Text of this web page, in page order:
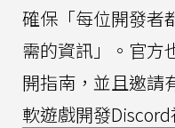
確保「每位開發者
需的資訊」。官方
開指南，並且邀請
軟遊戲開發